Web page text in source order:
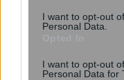
consent section.
I want to opt-out
Personal Data.
I want to opt-out
Personal Data for
διατηρείται